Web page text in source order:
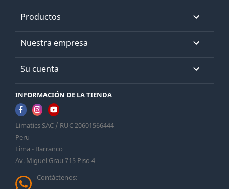
Productos 
Nuestra empresa 
Su cuenta 
INFORMACIÓN DE LA TIENDA
Limatics SAC / RUC 20601566444
Peru
Lima - Barranco
Av. Miguel Grau 715 Piso 4
Contáctenos: